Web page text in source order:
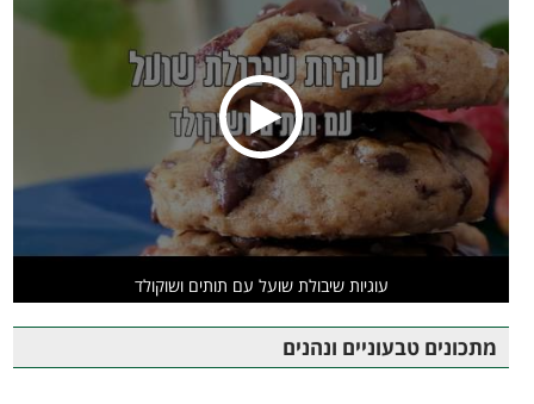
עוגיות שיבולת שועל עם תותים ושוקולד
מתכונים טבעוניים ונהנים